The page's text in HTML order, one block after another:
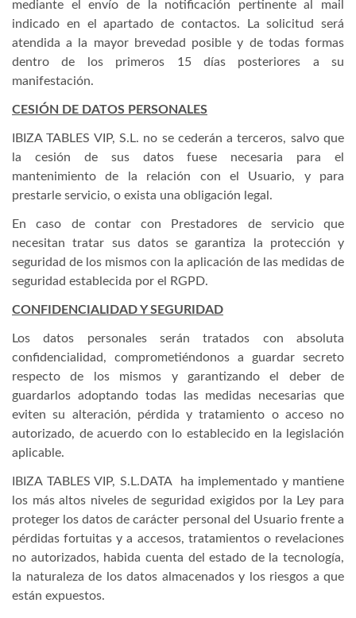
mediante el envío de la notificación pertinente al mail
indicado en el apartado de contactos. La solicitud será
atendida a la mayor brevedad posible y de todas formas
dentro de los primeros 15 días posteriores a su
manifestación.
CESIÓN DE DATOS PERSONALES
IBIZA TABLES VIP, S.L. no se cederán a terceros, salvo que
la cesión de sus datos fuese necesaria para el
mantenimiento de la relación con el Usuario, y para
prestarle servicio, o exista una obligación legal.
En caso de contar con Prestadores de servicio que
necesitan tratar sus datos se garantiza la protección y
seguridad de los mismos con la aplicación de las medidas de
seguridad establecida por el RGPD.
CONFIDENCIALIDAD Y SEGURIDAD
Los datos personales serán tratados con absoluta
confidencialidad, comprometiéndonos a guardar secreto
respecto de los mismos y garantizando el deber de
guardarlos adoptando todas las medidas necesarias que
eviten su alteración, pérdida y tratamiento o acceso no
autorizado, de acuerdo con lo establecido en la legislación
aplicable.
IBIZA TABLES VIP, S.L.DATA ha implementado y mantiene
los más altos niveles de seguridad exigidos por la Ley para
proteger los datos de carácter personal del Usuario frente a
pérdidas fortuitas y a accesos, tratamientos o revelaciones
no autorizados, habida cuenta del estado de la tecnología,
la naturaleza de los datos almacenados y los riesgos a que
están expuestos.